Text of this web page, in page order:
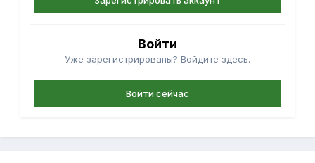
Войти
Уже зарегистрированы? Войдите здесь.
Войти сейчас